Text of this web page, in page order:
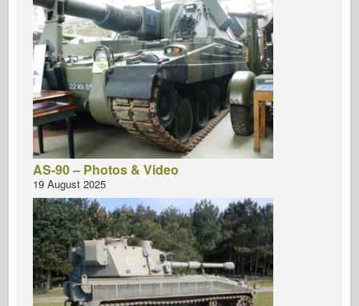
AS-90 – Photos & Video
19 August 2025